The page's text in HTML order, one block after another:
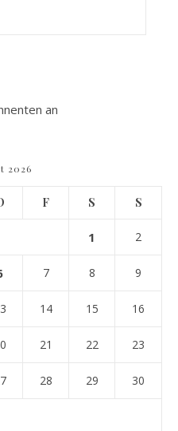
an
2026
F S S
1 2
7 8 9
14 15 16
21 22 23
28 29 30